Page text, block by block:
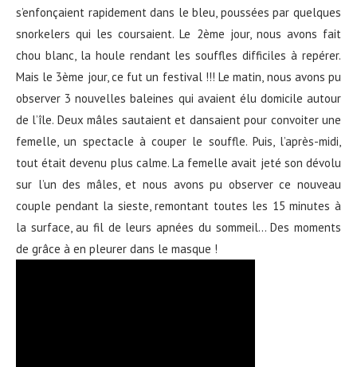
s’enfonçaient rapidement dans le bleu, poussées par quelques
snorkelers qui les coursaient. Le 2ème jour, nous avons fait
chou blanc, la houle rendant les souffles difficiles à repérer.
Mais le 3ème jour, ce fut un festival !!! Le matin, nous avons pu
observer 3 nouvelles baleines qui avaient élu domicile autour
de l’île. Deux mâles sautaient et dansaient pour convoiter une
femelle, un spectacle à couper le souffle. Puis, l’après-midi,
tout était devenu plus calme. La femelle avait jeté son dévolu
sur l’un des mâles, et nous avons pu observer ce nouveau
couple pendant la sieste, remontant toutes les 15 minutes à
la surface, au fil de leurs apnées du sommeil… Des moments
de grâce à en pleurer dans le masque !